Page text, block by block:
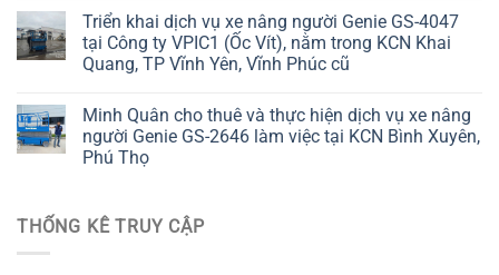
Triển khai dịch vụ xe nâng người Genie GS-4047
tại Công ty VPIC1 (Ốc Vít), nằm trong KCN Khai
Quang, TP Vĩnh Yên, Vĩnh Phúc cũ
Minh Quân cho thuê và thực hiện dịch vụ xe nâng
người Genie GS-2646 làm việc tại KCN Bình Xuyên,
Phú Thọ
THỐNG KÊ TRUY CẬP